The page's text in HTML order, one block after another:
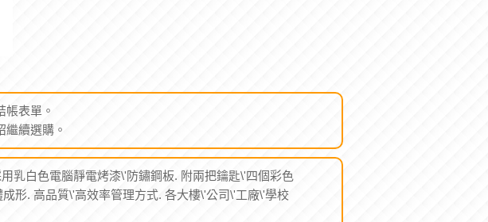
帳表單。
繼續選購。
白色電腦靜電烤漆\'防鏽鋼板. 附兩把鑰匙\'四個彩色
形. 高品質\'高效率管理方式. 各大樓\'公司\'工廠\'學校